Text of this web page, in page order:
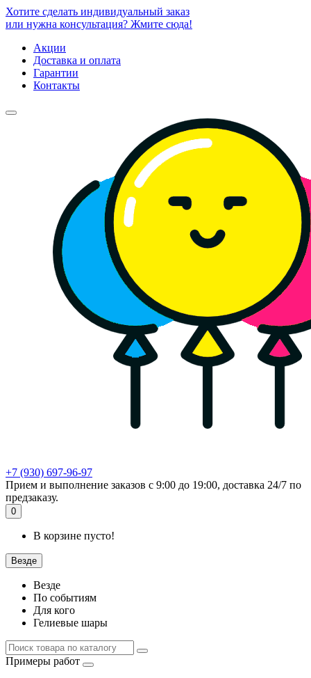
Хотите сделать индивидуальный заказ
или нужна консультация? Жмите сюда!
Акции
Доставка и оплата
Гарантии
Контакты
+7 (930) 697-96-97
Прием и выполнение заказов с 9:00 до 19:00, доставка 24/7 по
предзаказу.
0
В корзине пусто!
Везде
Везде
По событиям
Для кого
Гелиевые шары
Примеры работ